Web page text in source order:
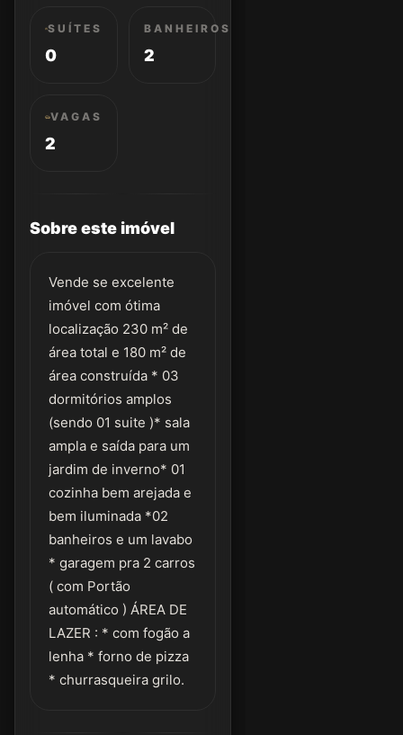
SUÍTES
0
BANHEIROS
2
VAGAS
2
Sobre este imóvel
Vende se excelente
imóvel com ótima
localização 230 m² de
área total e 180 m² de
área construída * 03
dormitórios amplos
(sendo 01 suite )* sala
ampla e saída para um
jardim de inverno* 01
cozinha bem arejada e
bem iluminada *02
banheiros e um lavabo
* garagem pra 2 carros
( com Portão
automático ) ÁREA DE
LAZER : * com fogão a
lenha * forno de pizza
* churrasqueira grilo.